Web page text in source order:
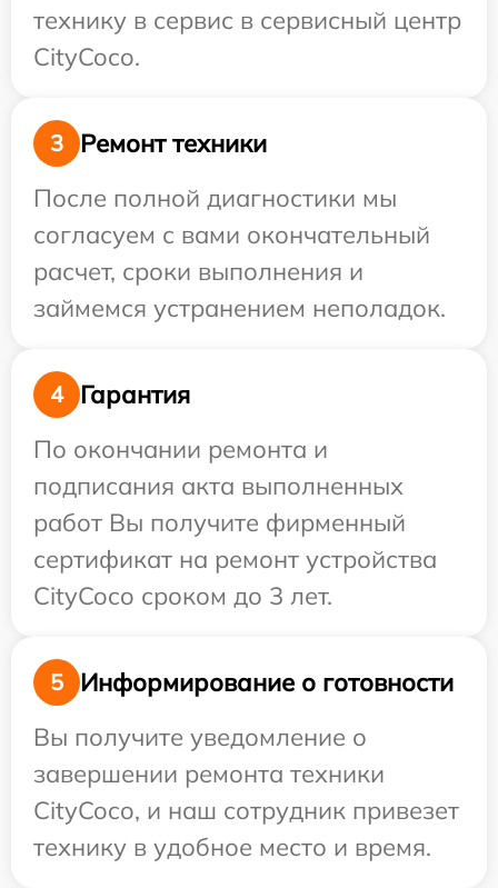
технику в сервис в сервисный центр
CityCoco.
3
Ремонт техники
После полной диагностики мы
согласуем с вами окончательный
расчет, сроки выполнения и
займемся устранением неполадок.
4
Гарантия
По окончании ремонта и
подписания акта выполненных
работ Вы получите фирменный
сертификат на ремонт устройства
CityCoco сроком до 3 лет.
5
Информирование о готовности
Вы получите уведомление о
завершении ремонта техники
CityCoco, и наш сотрудник привезет
технику в удобное место и время.